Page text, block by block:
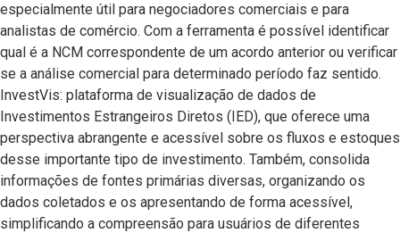
especialmente útil para negociadores comerciais e para
analistas de comércio. Com a ferramenta é possível identificar
qual é a NCM correspondente de um acordo anterior ou verificar
se a análise comercial para determinado período faz sentido.
InvestVis: plataforma de visualização de dados de
Investimentos Estrangeiros Diretos (IED), que oferece uma
perspectiva abrangente e acessível sobre os fluxos e estoques
desse importante tipo de investimento. Também, consolida
informações de fontes primárias diversas, organizando os
dados coletados e os apresentando de forma acessível,
simplificando a compreensão para usuários de diferentes